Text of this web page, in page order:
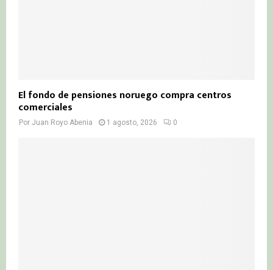
El fondo de pensiones noruego compra centros
comerciales
Por Juan Royo Abenia 1 agosto, 2026 0